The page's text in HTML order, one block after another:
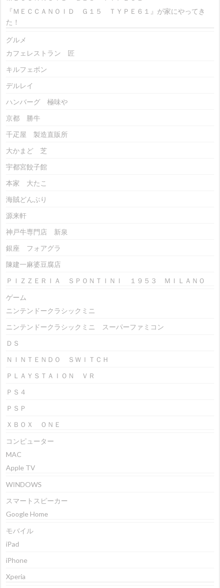
『ＭＥＣＣＡＮＯＩＤ Ｇ１５ ＴＹＰＥ６１』が家にやってき
た！
グルメ
カフェレストラン 匠
キルフェボン
デルレイ
ハンバーグ 極味や
京都 勝牛
千疋屋 製造直販所
大かまど 芝
宇都宮餃子館
本家 大たこ
海賊どんぶり
源来軒
神戸牛専門店 新泉
銀座 フォアグラ
陳建一麻婆豆腐店
ＰＩＺＺＥＲＩＡ ＳＰＯＮＴＩＮＩ １９５３ ＭＩＬＡＮＯ
ゲーム
ニンテンドークラシックミニ
ニンテンドークラシックミニ スーパーファミコン
ＤＳ
ＮＩＮＴＥＮＤＯ ＳＷＩＴＣＨ
ＰＬＡＹＳＴＡＩＯＮ ＶＲ
ＰＳ４
ＰＳＰ
ＸＢＯＸ ＯＮＥ
コンピューター
MAC
Apple TV
WINDOWS
スマートスピーカー
Google Home
モバイル
iPad
iPhone
Xperia